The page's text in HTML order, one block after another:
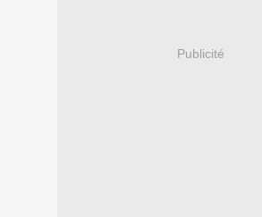
Publicité